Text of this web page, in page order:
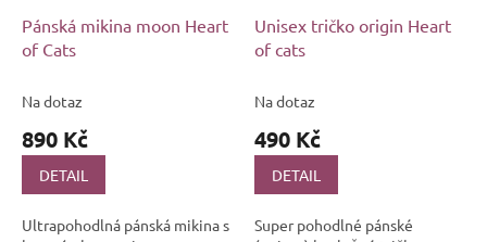
Pánská mikina moon Heart
of Cats
Na dotaz
890 Kč
DETAIL
Ultrapohodlná pánská mikina s
Unisex tričko origin Heart
of cats
Na dotaz
490 Kč
DETAIL
Super pohodlné pánské